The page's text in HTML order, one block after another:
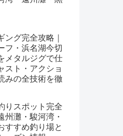
ング完全攻略｜
フ・浜名湖今切
メタルジグで仕
スト・アクショ
みの全技術を徹
りスポット完全
州灘・駿河湾・
すすめ釣り場と